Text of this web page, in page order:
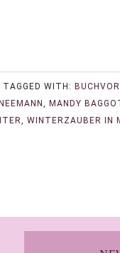
TAGGED WITH:
, MANDY
, WINTERZAUBER IN